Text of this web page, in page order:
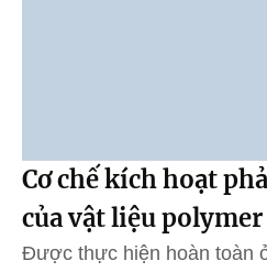
Cơ chế kích hoạt
của vật liệu polymer
Được thực hiện hoàn toàn